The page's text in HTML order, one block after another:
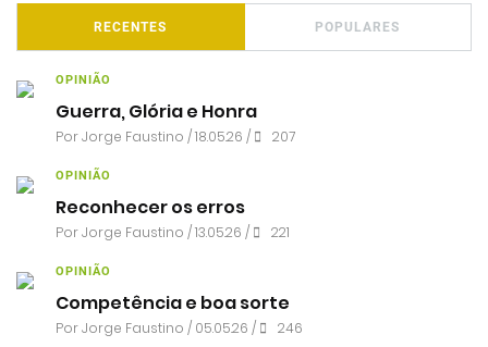
RECENTES POPULARES
OPINIÃO
Guerra, Glória e Honra
PorJorge Faustino / 18.05.26 / 207
OPINIÃO
Reconhecer os erros
PorJorge Faustino / 13.05.26 / 221
OPINIÃO
Competência e boa sorte
PorJorge Faustino / 05.05.26 / 246